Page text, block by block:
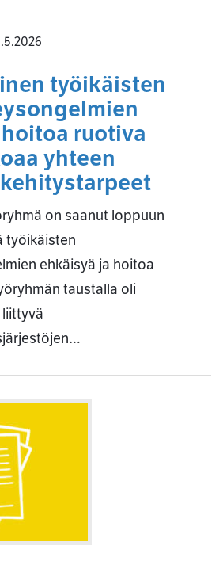
työikäisten
ruotiva
yhteen
on saanut loppuun
työikäisten
ehkäisyä ja hoitoa
taustalla oli